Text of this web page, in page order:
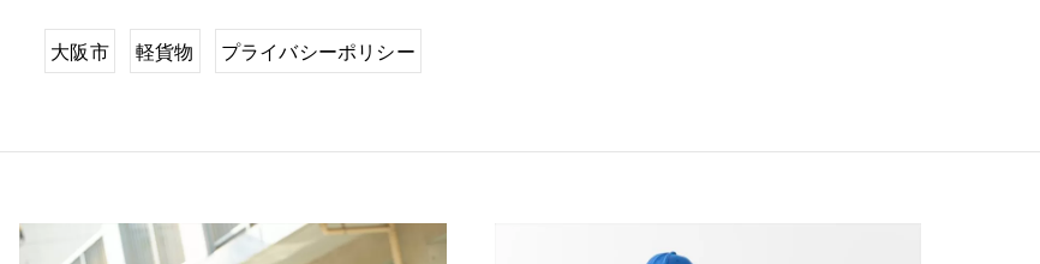
大阪市 軽貨物 プライバシーポリシー